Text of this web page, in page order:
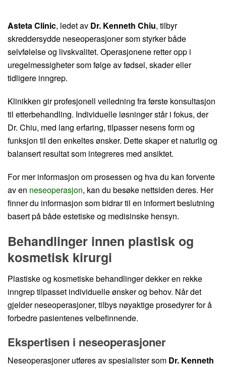
Asteta Clinic, ledet av Dr. Kenneth Chiu, tilbyr
skreddersydde neseoperasjoner som styrker både
selvfølelse og livskvalitet. Operasjonene retter opp i
uregelmessigheter som følge av fødsel, skader eller
tidligere inngrep.
Klinikken gir profesjonell veiledning fra første konsultasjon
til etterbehandling. Individuelle løsninger står i fokus, der
Dr. Chiu, med lang erfaring, tilpasser nesens form og
funksjon til den enkeltes ønsker. Dette skaper et naturlig og
balansert resultat som integreres med ansiktet.
For mer informasjon om prosessen og hva du kan forvente
av en neseoperasjon, kan du besøke nettsiden deres. Her
finner du informasjon som bidrar til en informert beslutning
basert på både estetiske og medisinske hensyn.
Behandlinger innen plastisk og
kosmetisk kirurgi
Plastiske og kosmetiske behandlinger dekker en rekke
inngrep tilpasset individuelle ønsker og behov. Når det
gjelder neseoperasjoner, tilbys nøyaktige prosedyrer for å
forbedre pasientenes velbefinnende.
Ekspertisen i neseoperasjoner
Neseoperasjoner utføres av spesialister som Dr. Kenneth